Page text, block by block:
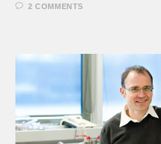
2 COMMENTS